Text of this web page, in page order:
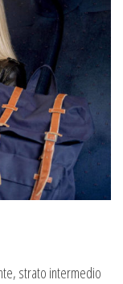
strato intermedio